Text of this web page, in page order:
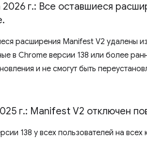
2026 г.: Все оставшиеся
.
расширения Manifest V2 удалены
в Chrome версии 138 или более
и не смогут быть
г.: Manifest V2 отключен
138 у всех пользователей на